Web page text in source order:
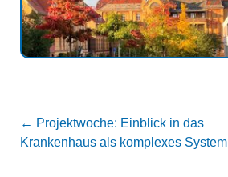
← Projektwoche: Einblick in das
Krankenhaus als komplexes System